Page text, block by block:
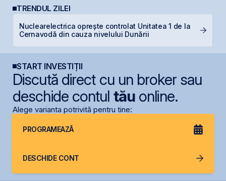
TRENDUL ZILEI
Nuclearelectrica oprește controlat Unitatea 1 de la
Cernavodă din cauza nivelului Dunării
START INVESTIȚII
Discută direct cu un broker sau
deschide contul tăuonline.
Alege varianta potrivită pentru tine:
PROGRAMEAZĂ
DESCHIDE CONT